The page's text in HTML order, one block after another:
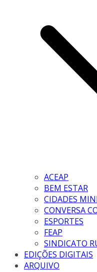
ACEAP
BEM ESTAR
CIDADES
CONVERSA
ESPORTES
FEAP
SINDICATO
EDIÇÕES DIGITAIS
ARQUIVO